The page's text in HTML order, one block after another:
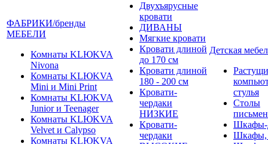
ФАБРИКИ/бренды
МЕБЕЛИ
Комнаты KLЮKVA
Nivona
Комнаты KLЮKVA
Mini и Mini Print
Комнаты KLЮKVA
Junior и Teenager
Комнаты KLЮKVA
Velvet и Calypso
Комнаты KLЮKVA
Двухъярусные
кровати
ДИВАНЫ
Мягкие кровати
Кровати длиной
до 170 см
Кровати длиной
180 - 200 см
Кровати-
чердаки
НИЗКИЕ
Кровати-
чердаки
Детская
стулья
Столы
Шкафы-
Шкафы,